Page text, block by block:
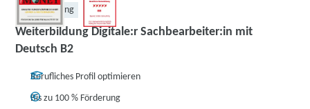
Weiterbildung
Weiterbildung Digitale:r Sachbearbeiter:in mit
Deutsch B2
Berufliches Profil optimieren
Bis zu 100 % Förderung